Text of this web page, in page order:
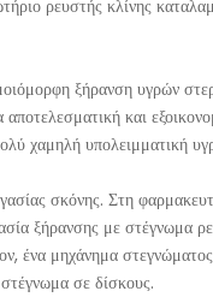
ρευστής κλίνης
ξήρανση υγρών
και
χαμηλή υπολειμματική
σκόνης. Στη
ξήρανσης με στέγνωμα
ένα μηχάνημα
σε δίσκους.